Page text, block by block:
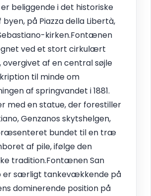
beliggende i det historiske
på Piazza della Libertà,
kirken.Fontænen
ved et stort cirkulært
overgivet af en central søjle
til minde om
af springvandet i 1881.
med en statue, der forestiller
Genzanos skytshelgen,
bundet til en træ
af pile, ifølge den
tradition.Fontænen San
er særligt tankevækkende på
dominerende position på